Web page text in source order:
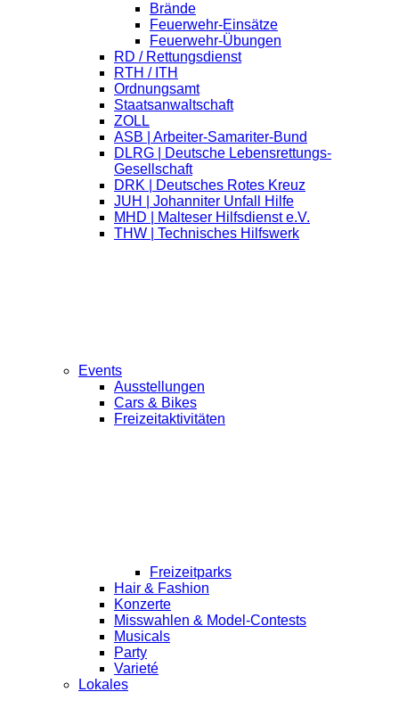
Brände
Feuerwehr-Einsätze
Feuerwehr-Übungen
RD / Rettungsdienst
RTH / ITH
Ordnungsamt
Staatsanwaltschaft
ZOLL
ASB | Arbeiter-Samariter-Bund
DLRG | Deutsche Lebensrettungs-
Gesellschaft
DRK | Deutsches Rotes Kreuz
JUH | Johanniter Unfall Hilfe
MHD | Malteser Hilfsdienst e.V.
THW | Technisches Hilfswerk
Events
Ausstellungen
Cars & Bikes
Freizeitaktivitäten
Freizeitparks
Hair & Fashion
Konzerte
Misswahlen & Model-Contests
Musicals
Party
Varieté
Lokales